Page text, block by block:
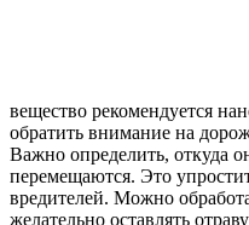
вещество рекомендуется
обратить внимание на
Важно определить, откуда
перемещаются. Это
вредителей. Можно
желательно оставлять